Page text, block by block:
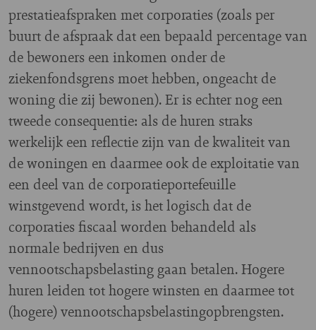
prestatieafspraken met corporaties (zoals per
buurt de afspraak dat een bepaald percentage van
de bewoners een inkomen onder de
ziekenfondsgrens moet hebben, ongeacht de
woning die zij bewonen). Er is echter nog een
tweede consequentie: als de huren straks
werkelijk een reflectie zijn van de kwaliteit van
de woningen en daarmee ook de exploitatie van
een deel van de corporatieportefeuille
winstgevend wordt, is het logisch dat de
corporaties fiscaal worden behandeld als
normale bedrijven en dus
vennootschapsbelasting gaan betalen. Hogere
huren leiden tot hogere winsten en daarmee tot
(hogere) vennootschapsbelastingopbrengsten.